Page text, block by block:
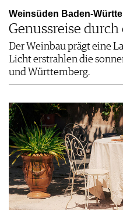
Weinsüden Baden-
Genussreise
Der Weinbau prägt eine
Licht erstrahlen die
und Württemberg.